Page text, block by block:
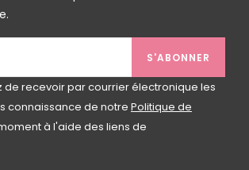
S'ABONNER
recevoir par courrier électronique les
connaissance de notre Politique de
à l'aide des liens de